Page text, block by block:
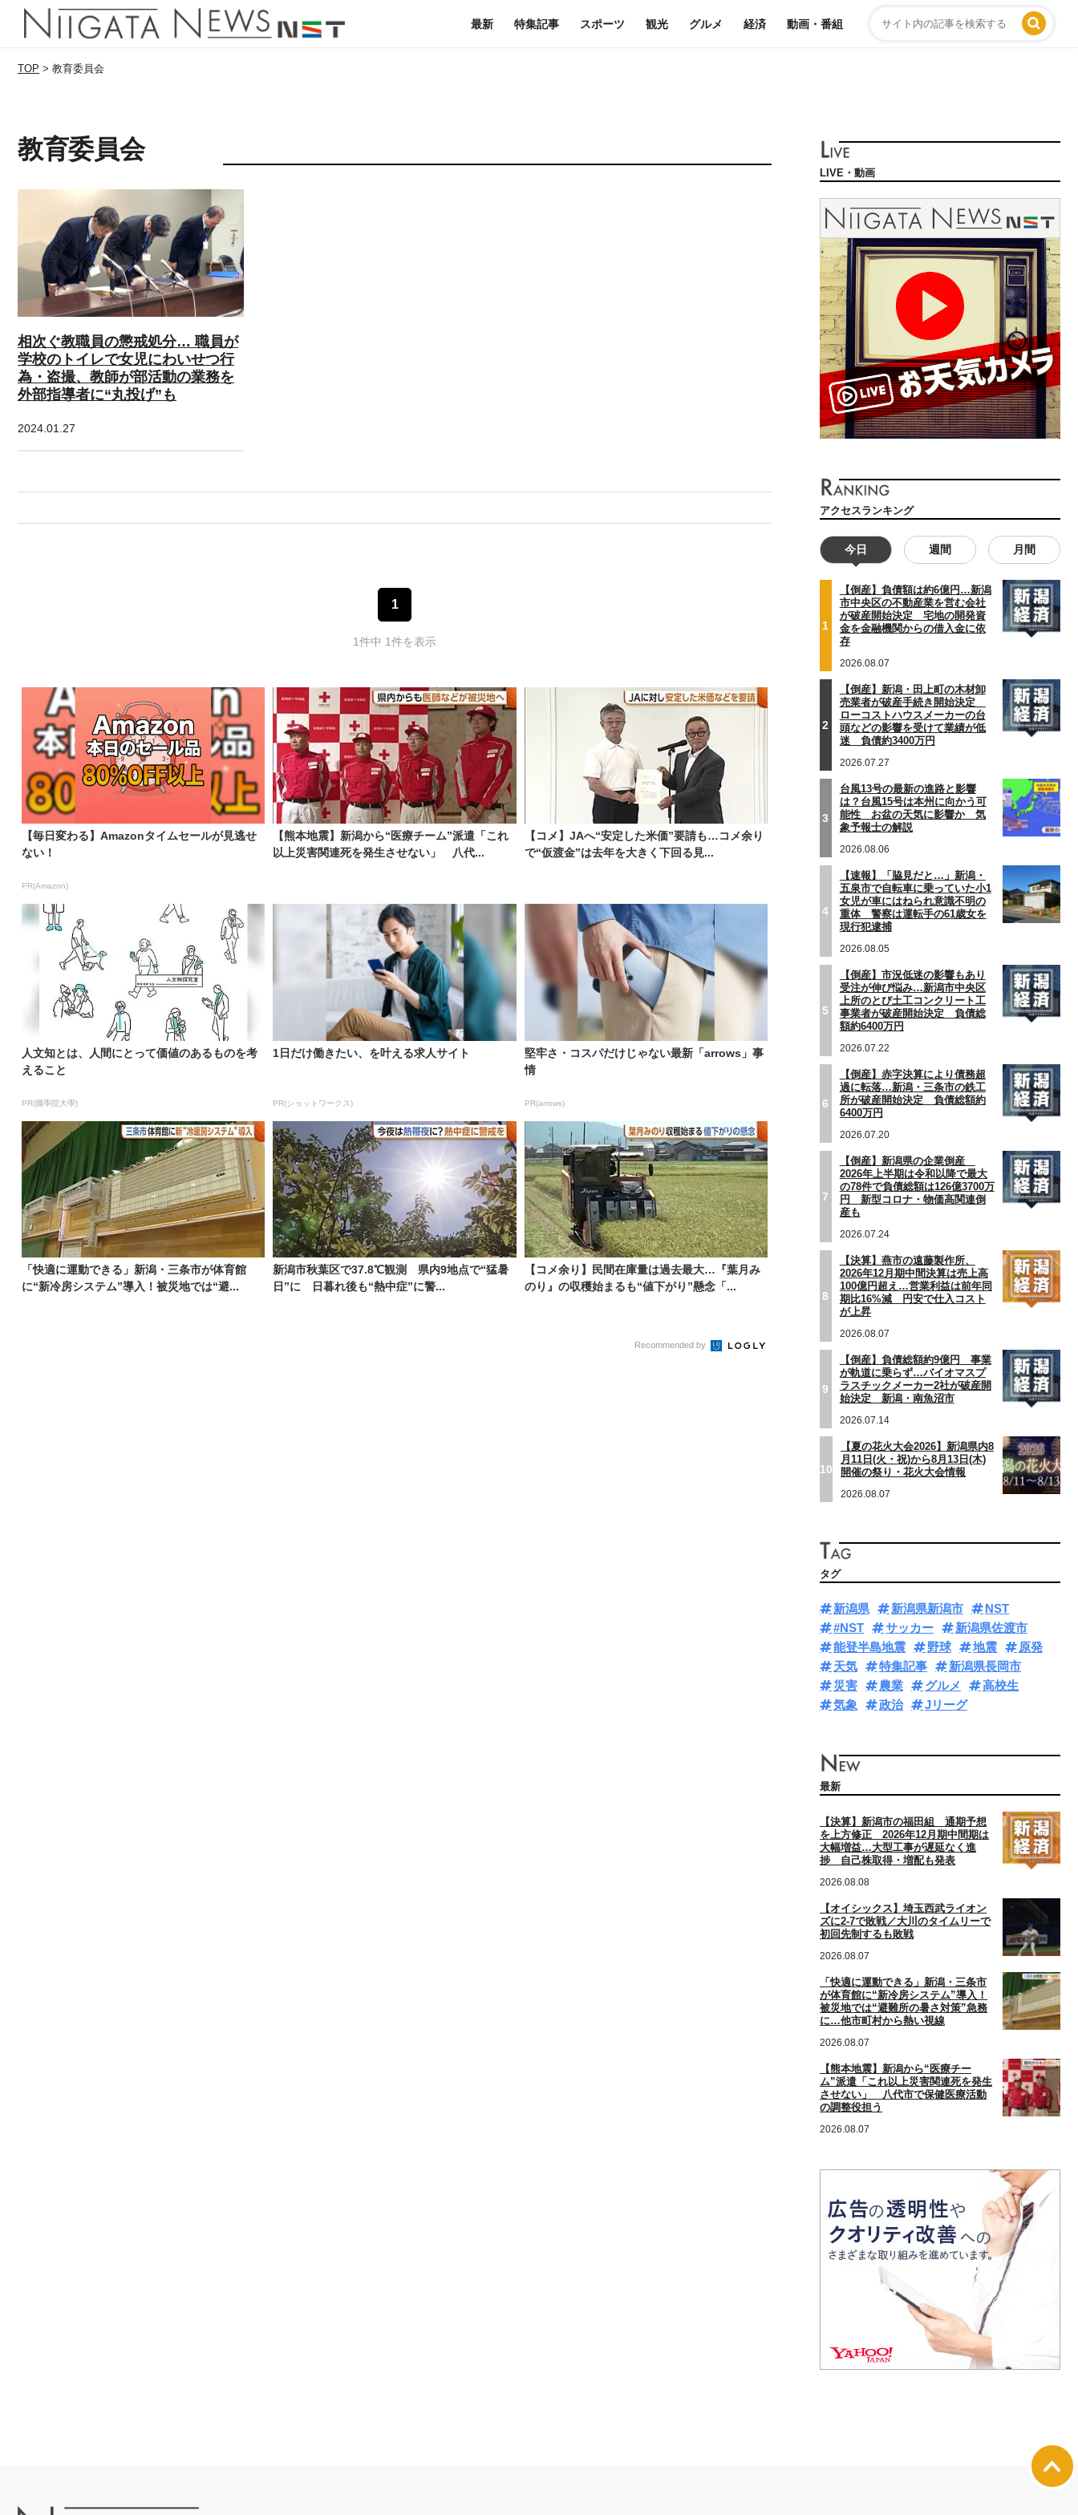
最新 特集記事 スポーツ 観光 グルメ 経済 動画・番組
TOP > 教育委員会
教育委員会
相次ぐ教職員の懲戒処分… 職員が
学校のトイレで女児にわいせつ行
為・盗撮、教師が部活動の業務を
外部指導者に“丸投げ”も
2024.01.27
1
1件中 1件を表示
【毎日変わる】Amazonタイムセールが見逃せ
ない！
PR(Amazon)
【熊本地震】新潟から“医療チーム”派遣「これ
以上災害関連死を発生させない」 八代...
【コメ】JAへ“安定した米価”要請も…コメ余り
で“仮渡金”は去年を大きく下回る見...
人文知とは、人間にとって価値のあるものを考
えること
PR(國學院大學)
1日だけ働きたい、を叶える求人サイト
PR(ショットワークス)
堅牢さ・コスパだけじゃない最新「arrows」事
情
PR(arrows)
「快適に運動できる」新潟・三条市が体育館
に“新冷房システム”導入！被災地では“避...
新潟市秋葉区で37.8℃観測 県内9地点で“猛暑
日”に 日暮れ後も“熱中症”に警...
【コメ余り】民間在庫量は過去最大…『葉月み
のり』の収穫始まるも“値下がり”懸念「...
Recommended by
LIVE・動画
アクセスランキング
今日 週間 月間
1
【倒産】負債額は約6億円…新潟
市中央区の不動産業を営む会社
が破産開始決定 宅地の開発資
金を金融機関からの借入金に依
存
2026.08.07
2
【倒産】新潟・田上町の木材卸
売業者が破産手続き開始決定
ローコストハウスメーカーの台
頭などの影響を受けて業績が低
迷 負債約3400万円
2026.07.27
3
台風13号の最新の進路と影響
は？台風15号は本州に向かう可
能性 お盆の天気に影響か 気
象予報士の解説
2026.08.06
4
【速報】「脇見だと…」新潟・
五泉市で自転車に乗っていた小1
女児が車にはねられ意識不明の
重体 警察は運転手の61歳女を
現行犯逮捕
2026.08.05
5
【倒産】市況低迷の影響もあり
受注が伸び悩み…新潟市中央区
上所のとび土工コンクリート工
事業者が破産開始決定 負債総
額約6400万円
2026.07.22
6
【倒産】赤字決算により債務超
過に転落…新潟・三条市の鉄工
所が破産開始決定 負債総額約
6400万円
2026.07.20
7
【倒産】新潟県の企業倒産
2026年上半期は令和以降で最大
の78件で負債総額は126億3700万
円 新型コロナ・物価高関連倒
産も
2026.07.24
8
【決算】燕市の遠藤製作所、
2026年12月期中間決算は売上高
100億円超え…営業利益は前年同
期比16%減 円安で仕入コスト
が上昇
2026.08.07
9
【倒産】負債総額約9億円 事業
が軌道に乗らず…バイオマスプ
ラスチックメーカー2社が破産開
始決定 新潟・南魚沼市
2026.07.14
10
【夏の花火大会2026】新潟県内8
月11日(火・祝)から8月13日(木)
開催の祭り・花火大会情報
2026.08.07
タグ
新潟県 新潟県新潟市
NST
#NST
サッカー
新潟県佐渡市
能登半島地震
野球 地震
原発
天気
特集記事
新潟県長岡市
災害
農業 グルメ
高校生
気象
政治 Jリーグ
最新
【決算】新潟市の福田組 通期予想
を上方修正 2026年12月期中間期は
大幅増益…大型工事が遅延なく進
捗 自己株取得・増配も発表
2026.08.08
【オイシックス】埼玉西武ライオン
ズに2-7で敗戦／大川のタイムリーで
初回先制するも敗戦
2026.08.07
「快適に運動できる」新潟・三条市
が体育館に“新冷房システム”導入！
被災地では“避難所の暑さ対策”急務
に…他市町村から熱い視線
2026.08.07
【熊本地震】新潟から“医療チー
ム”派遣「これ以上災害関連死を発生
させない」 八代市で保健医療活動
の調整役担う
2026.08.07